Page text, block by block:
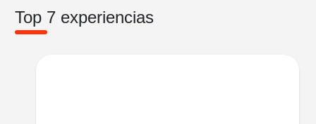
Top 7 experiencias